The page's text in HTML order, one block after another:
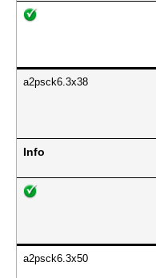
a2psck6.3x38
Info
a2psck6.3x50